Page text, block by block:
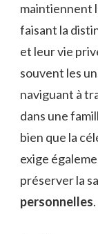
maintiennent
faisant la
et leur vie
souvent les
naviguant à
dans une
bien que la
exige
préserver la
personnelles.